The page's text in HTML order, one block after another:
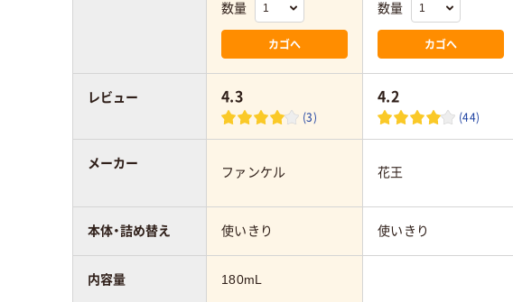
数量
カゴへ
数量
カゴへ
4.3
(3)
4.2
(44)
ファンケル 花王
使いきり 使いきり
180mL
レビュー
メーカー
本体・詰め替え
内容量